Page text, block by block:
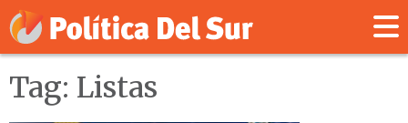
Tag: Listas